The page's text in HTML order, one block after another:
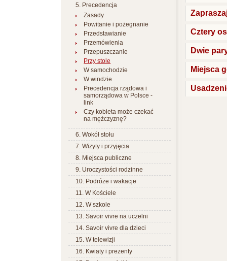
5. Precedencja
Zasady
Powitanie i pożegnanie
Przedstawianie
Przemówienia
Przepuszczanie
Przy stole
W samochodzie
W windzie
Precedencja rządowa i
samorządowa w Polsce -
link
Czy kobieta może czekać
na mężczyznę?
6. Wokół stołu
7. Wizyty i przyjęcia
8. Miejsca publiczne
9. Uroczystości rodzinne
10. Podróże i wakacje
11. W Kościele
12. W szkole
13. Savoir vivre na uczelni
14. Savoir vivre dla dzieci
15. W telewizji
16. Kwiaty i prezenty
Cztery
Dwie
Miejsca